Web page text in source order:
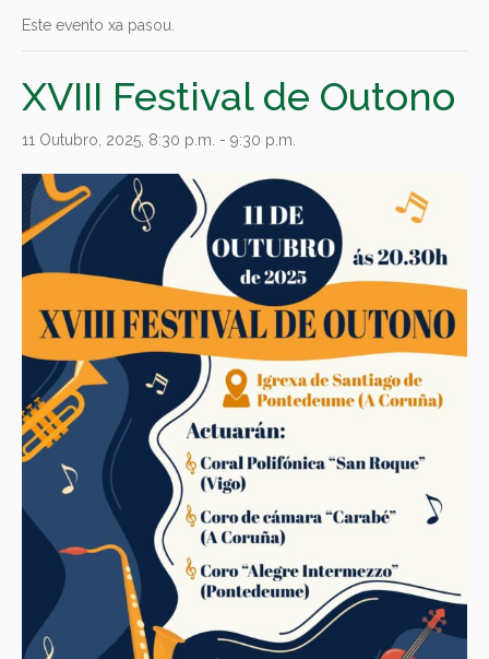
Este evento xa pasou.
XVIII Festival de Outono
11 Outubro, 2025, 8:30 p.m. - 9:30 p.m.